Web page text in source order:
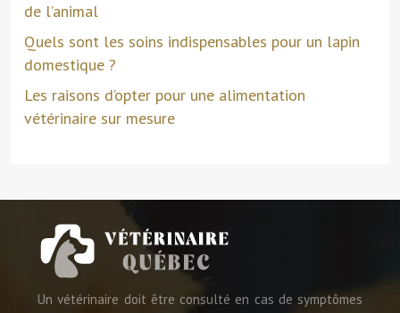
de l’animal
Quels sont les soins indispensables pour un lapin
domestique ?
Les raisons d’opter pour une alimentation
vétérinaire sur mesure
Un vétérinaire doit être consulté en cas de symptômes